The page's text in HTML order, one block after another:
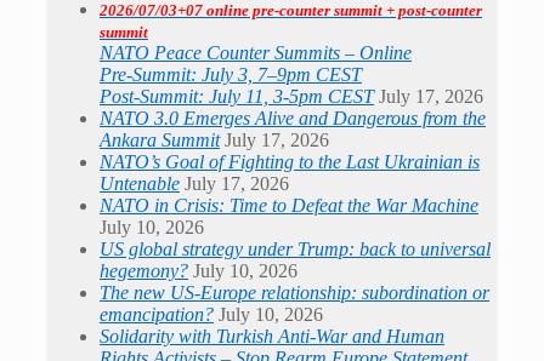
2026/07/03+07 online pre-counter summit + post-counter
summit
NATO Peace Counter Summits – Online
Pre-Summit: July 3, 7–9pm CEST
Post-Summit: July 11, 3-5pm CEST July 17, 2026
NATO 3.0 Emerges Alive and Dangerous from the
Ankara Summit July 17, 2026
NATO’s Goal of Fighting to the Last Ukrainian is
Untenable July 17, 2026
NATO in Crisis: Time to Defeat the War Machine
July 10, 2026
US global strategy under Trump: back to universal
hegemony? July 10, 2026
The new US-Europe relationship: subordination or
emancipation? July 10, 2026
Solidarity with Turkish Anti-War and Human